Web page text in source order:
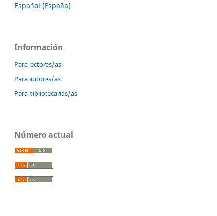
Español (España)
Información
Para lectores/as
Para autores/as
Para bibliotecarios/as
Número actual